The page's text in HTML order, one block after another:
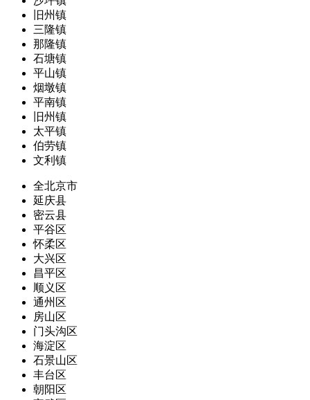
旧州镇
三隆镇
那隆镇
石塘镇
平山镇
烟墩镇
平南镇
旧州镇
太平镇
伯劳镇
文利镇
全北京市
延庆县
密云县
平谷区
怀柔区
大兴区
昌平区
顺义区
通州区
房山区
门头沟区
海淀区
石景山区
丰台区
朝阳区